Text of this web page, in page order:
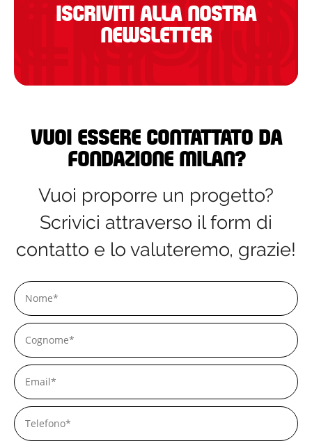
ISCRIVITI ALLA NOSTRA
NEWSLETTER
Vuoi essere contattato da
Fondazione Milan?
Vuoi proporre un progetto?
Scrivici attraverso il form di
contatto e lo valuteremo, grazie!